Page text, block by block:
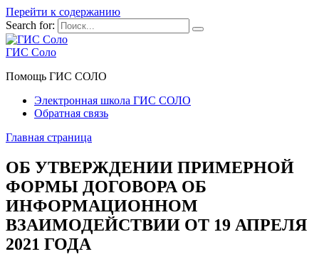
Перейти к содержанию
Search for:
ГИС Соло
Помощь ГИС СОЛО
Электронная школа ГИС СОЛО
Обратная связь
Главная страница
ОБ УТВЕРЖДЕНИИ ПРИМЕРНОЙ
ФОРМЫ ДОГОВОРА ОБ
ИНФОРМАЦИОННОМ
ВЗАИМОДЕЙСТВИИ ОТ 19 АПРЕЛЯ
2021 ГОДА